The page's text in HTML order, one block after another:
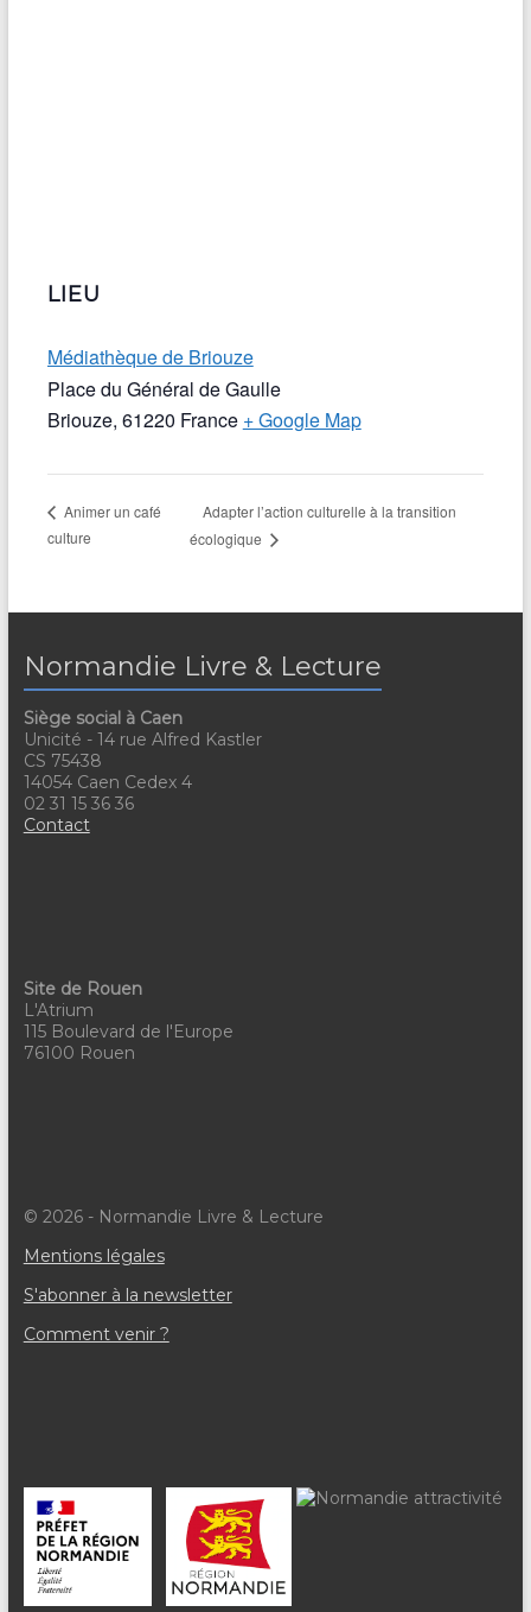
LIEU
Médiathèque de Briouze
Place du Général de Gaulle
Briouze, 61220 France + Google Map
Animer un café
culture
Adapter l’action culturelle à la transition
écologique
Normandie Livre & Lecture
Siège social à Caen
Unicité - 14 rue Alfred Kastler
CS 75438
14054 Caen Cedex 4
02 31 15 36 36
Contact
Site de Rouen
L'Atrium
115 Boulevard de l'Europe
76100 Rouen
© 2026 - Normandie Livre & Lecture
Mentions légales
S'abonner à la newsletter
Comment venir ?